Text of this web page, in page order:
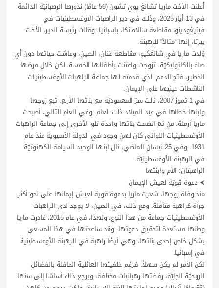
أعلنت الأخت ماريا تشانغ يوي تشون (56 عامًا) نذورها الرهبانيّة الدائمة
في 13 أيار 2025، وذلك في دير الراهبات الأوغسطينيات في
فيتيغودينو، مقاطعة سالامانكا، بإسبانيا. وقالت رئيسة الدير، الأخت
بيرتا، إنها “مثالاً” للرهبنة.
وُلدت ماريا في شانغكيو، مقاطعة خنان، الصين، وعاشت حياتها دون أي
صلة بالكاثوليكيّة. تزوجت واعتنت بأطفالها الخمسة. لكن خلال مرضها
الخطير، فتح الدعم الذي قدمته لها جماعة الراهبات الأوغسطينيات
الناشطات عينيها على الإيمان.
في 1 تموز 2007، نالت سرّ المعموديّة مع بناتها الأربع. تبع زوجها
وابنها خطاها في عيد الميلاد ذلك العام. وفي العام التالي، أصبحت
ماريا أرملة. من ثمّ انضمت بناتها واحدة تلو الأخرى إلى جماعة الراهبات
الأوغسطينيات اللواتي كان لهن وجود في الدولة الآسيوية منذ عام
1931. وفي 25 نيسان الماضي، نال ابنها الوحيد السيامة الكهنوتيّة
في الرهبنة الأوغسطينيّة.
الراهبتان: الأم وابنتها
⮜ دعوة قويّة لعيش الإيمان
منذ وفاة زوجها، شعرت ماريا بدعوة قوية لعيش إيمانها على نحو أكثر
جرأة كراهبة متأملة. ومع ذلك، في الصين، لا يوجد لدى الراهبات
الأوغسطينيات جماعة من هذا النوع. ولهذا، في عام 2015، غادرت ماريا
وطنها مستعدة لتحقيق دعوتها. وقد ساعدتها في هذا المسعى
بشكل خاص إحدى بناتها، وهي أيضًا راهبة في الرهبنة الأوغسطينية
في إسبانيا.
لكن الأمر لم يكن سهلاً. فرغم خلفيتها العائلية الحافلة بالفضائل
الروحيّة الجليّة، رفضتها رهبانيات مختلفة، ويرجع ذلك أساسًا إلى سنها